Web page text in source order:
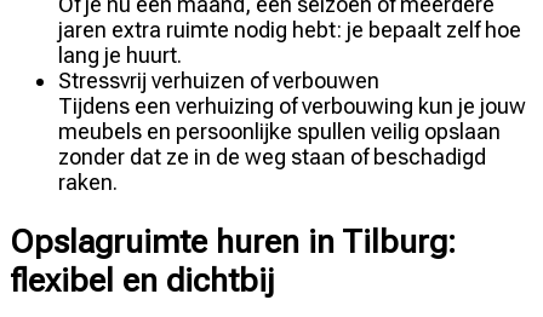
jaren extra ruimte nodig hebt: je bepaalt zelf hoe
lang je huurt.
Stressvrij verhuizen of verbouwen
Tijdens een verhuizing of verbouwing kun je jouw
meubels en persoonlijke spullen veilig opslaan
zonder dat ze in de weg staan of beschadigd
raken.
Opslagruimte huren in Tilburg:
flexibel en dichtbij